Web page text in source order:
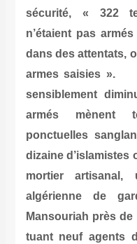
sécurité, « 322
n’étaient pas
dans des attentats,
armes saisies ».
sensiblement
armés mènent
ponctuelles
dizaine d’islamistes
mortier
algérienne de
Mansouriah près de
tuant neuf